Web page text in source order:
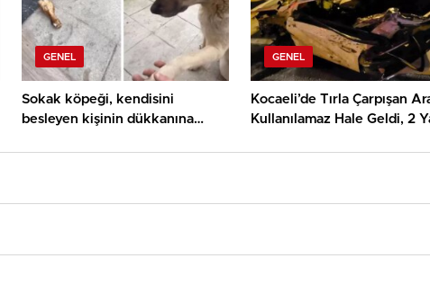
GENEL
Sokak köpeği, kendisini
besleyen kişinin dükkanına
GENEL
Kocaeli’de Tırla Çarpışan
Kullanılamaz Hale Geldi, 2